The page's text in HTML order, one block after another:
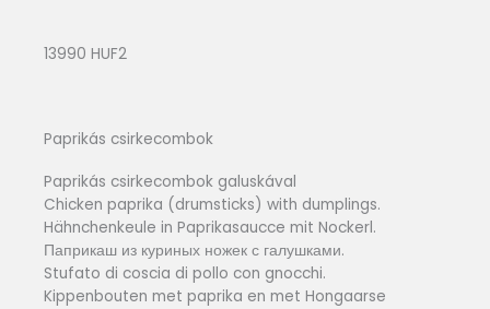
13990 HUF2
Paprikás csirkecombok
Paprikás csirkecombok galuskával
Chicken paprika (drumsticks) with dumplings.
Hähnchenkeule in Paprikasaucce mit Nockerl.
Паприкаш из куриных ножек с галушками.
Stufato di coscia di pollo con gnocchi.
Kippenbouten met paprika en met Hongaarse